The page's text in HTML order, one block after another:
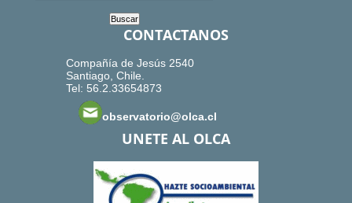
CONTACTANOS
Compañía de Jesús 2540
Santiago, Chile.
Tel: 56.2.33654873
observatorio@olca.cl
UNETE AL OLCA